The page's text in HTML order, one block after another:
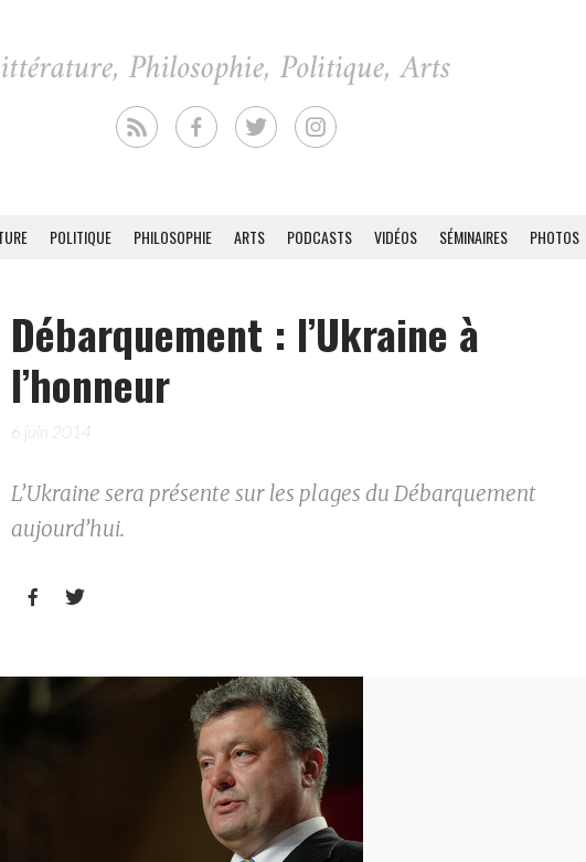
POLITIQUE PHILOSOPHIE ARTS PODCASTS VIDÉOS SÉMINAIRES PHOTOS
Débarquement : l’Ukraine à
l’honneur
6 juin 2014
L’Ukraine sera présente sur les plages du Débarquement
aujourd’hui.
 